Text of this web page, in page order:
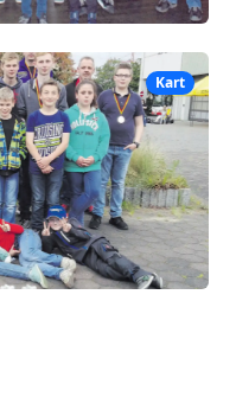
Kart